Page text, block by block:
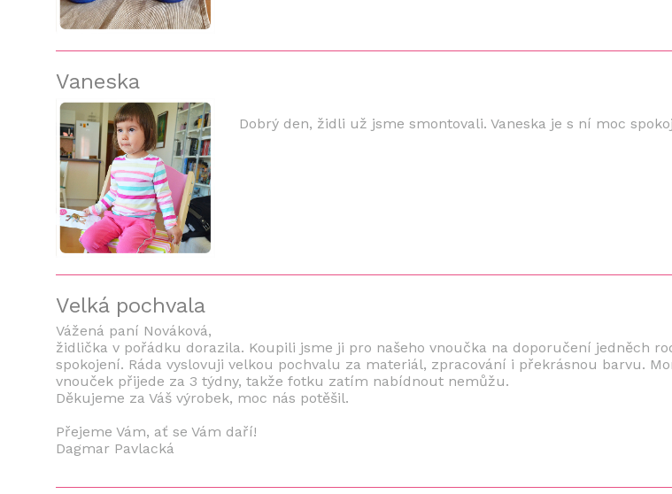
Vaneska
Dobrý den, židli už jsme smontovali. Vaneska je s ní moc
Velká pochvala
Vážená paní Nováková,
židlička v pořádku dorazila. Koupili jsme ji pro našeho vnoučka na doporučení jedněch
spokojení. Ráda vyslovuji velkou pochvalu za materiál, zpracování i překrásnou barvu.
vnouček přijede za 3 týdny, takže fotku zatím nabídnout nemůžu.
Děkujeme za Váš výrobek, moc nás potěšil.
Přejeme Vám, ať se Vám daří!
Dagmar Pavlacká